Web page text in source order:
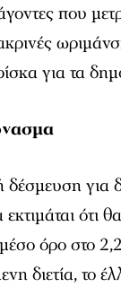
που
για τα
για
ότι
όρο στο
διετία, το